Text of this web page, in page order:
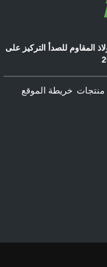
المقاوم للصدأ التركيز على
منتجات خريطة الموقع